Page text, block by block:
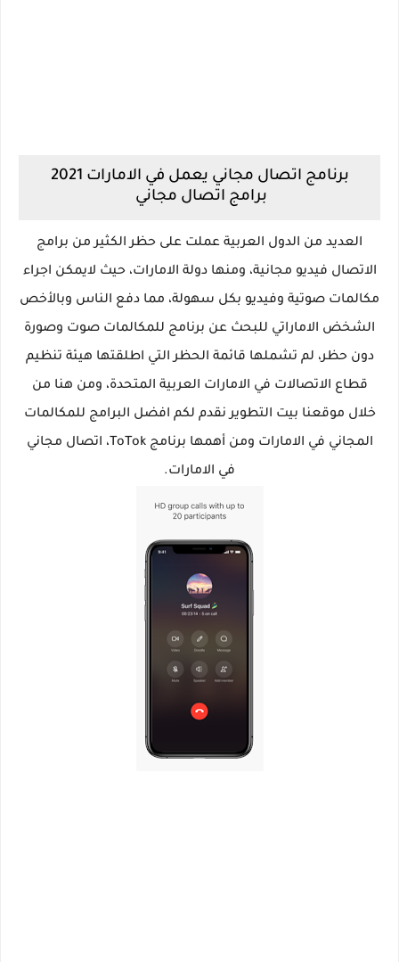
برنامج اتصال مجاني يعمل في الامارات 2021
برامج اتصال مجاني
العديد من الدول العربية عملت على حظر الكثير من برامج
الاتصال فيديو مجانية، ومنها دولة الامارات، حيث لايمكن اجراء
مكالمات صوتية وفيديو بكل سهولة، مما دفع الناس وبالأخص
الشخض الاماراتي للبحث عن برنامج للمكالمات صوت وصورة
دون حظر، لم تشملها قائمة الحظر التي اطلقتها هيئة تنظيم
قطاع الاتصالات في الامارات العربية المتحدة، ومن هنا من
خلال موقعنا بيت التطوير نقدم لكم افضل البرامج للمكالمات
المجاني في الامارات ومن أهمها برنامج ToTok، اتصال مجاني
في الامارات.